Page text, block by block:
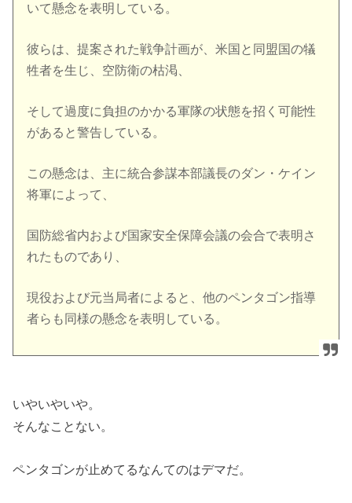
いて懸念を表明している。
彼らは、提案された戦争計画が、米国と同盟国の犠
牲者を生じ、空防衛の枯渇、
そして過度に負担のかかる軍隊の状態を招く可能性
があると警告している。
この懸念は、主に統合参謀本部議長のダン・ケイン
将軍によって、
国防総省内および国家安全保障会議の会合で表明さ
れたものであり、
現役および元当局者によると、他のペンタゴン指導
者らも同様の懸念を表明している。
いやいやいや。
そんなことない。
ペンタゴンが止めてるなんてのはデマだ。